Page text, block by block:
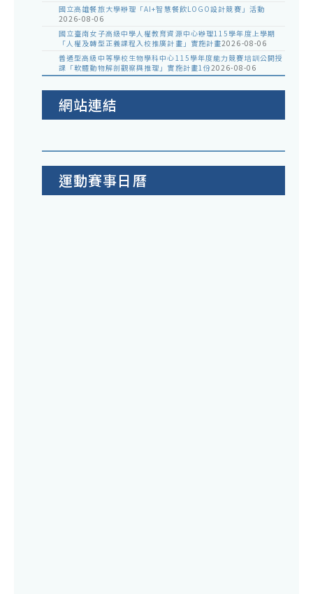
國立高雄餐旅大學辦理「AI+智慧餐飲LOGO設計競賽」活動
2026-08-06
國立臺南女子高級中學人權教育資源中心辦理115學年度上學期
「人權及轉型正義課程入校推廣計畫」實施計畫2026-08-06
普通型高級中等學校生物學科中心115學年度能力競賽培訓公開授
課「軟體動物解剖觀察與推理」實施計畫1份2026-08-06
網站連結
運動賽事日曆